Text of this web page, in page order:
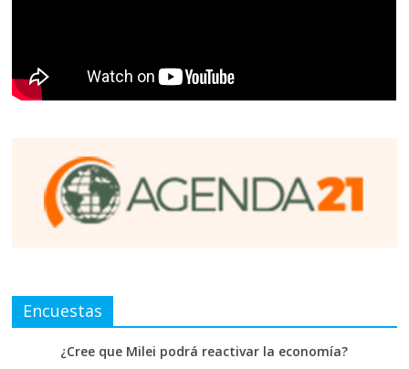
Encuestas
¿Cree que Milei podrá reactivar la economía?